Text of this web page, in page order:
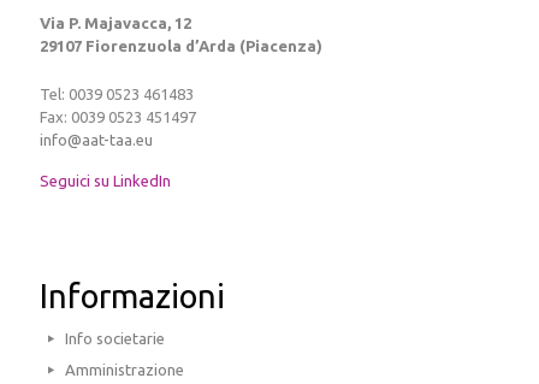
Via P. Majavacca, 12
29107 Fiorenzuola d’Arda (Piacenza)
Tel: 0039 0523 461483
Fax: 0039 0523 451497
info@aat-taa.eu
Seguici su LinkedIn
Informazioni
Info societarie
Amministrazione